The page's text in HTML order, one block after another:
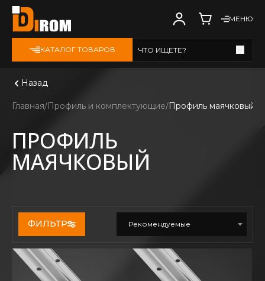
МЕНЮ
КАТАЛОГ ТОВАРОВ ЧТО ИЩЕТЕ?
Назад
Главная Профиль и комплектующие Профиль маячковый
ПРОФИЛЬ
МАЯЧКОВЫЙ
ФИЛЬТР Рекомендуемые